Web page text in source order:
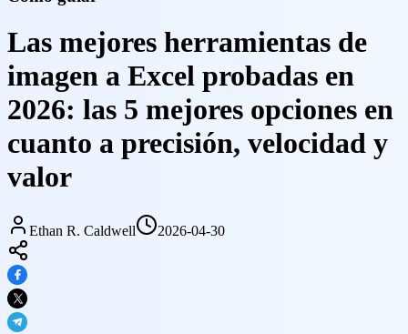
Las mejores herramientas de
imagen a Excel probadas en
2026: las 5 mejores opciones en
cuanto a precisión, velocidad y
valor
Ethan R. Caldwell 2026-04-30